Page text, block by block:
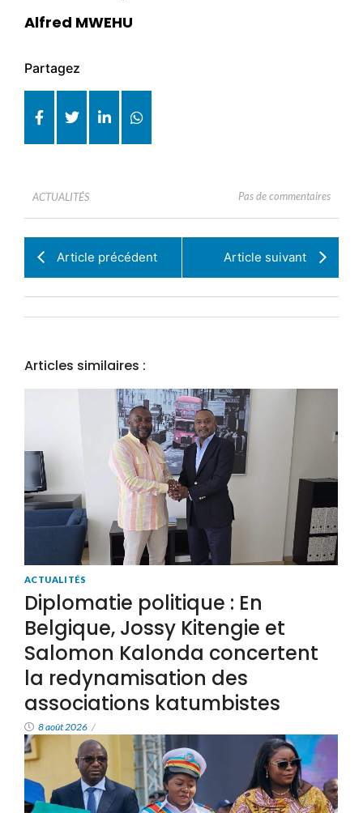
Alfred MWEHU
Partagez
ACTUALITÉS Pas de commentaires
Article précédent Article suivant
Articles similaires :
ACTUALITÉS
Diplomatie politique : En
Belgique, Jossy Kitengie et
Salomon Kalonda concertent
la redynamisation des
associations katumbistes
8 août 2026 /